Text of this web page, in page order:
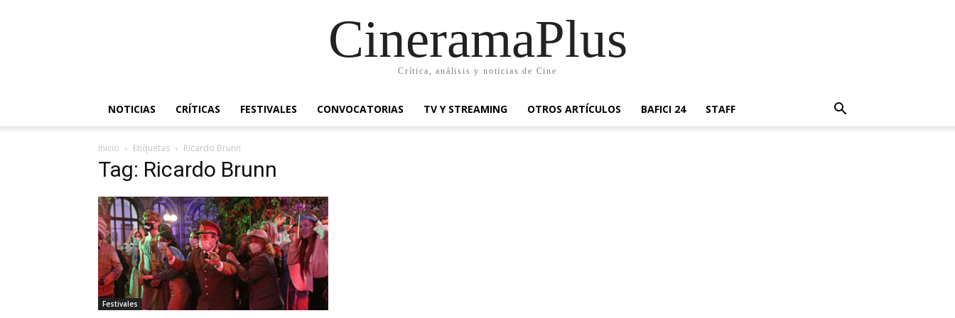
CineramaPlus
Crítica, análisis y noticias de Cine
NOTICIAS CRÍTICAS FESTIVALES CONVOCATORIAS TV Y STREAMING OTROS ARTÍCULOS BAFICI 24 STAFF
Inicio Etiquetas Ricardo Brunn
Tag: Ricardo Brunn
Festivales